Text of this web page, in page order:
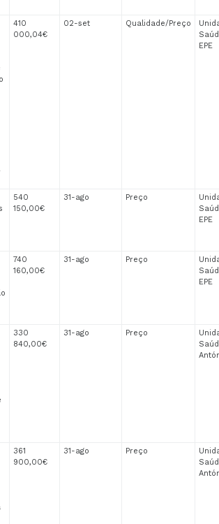
410
000,04€
02-set Qualidade/Preço
EPE
540
150,00€
31-ago Preço
EPE
740
160,00€
31-ago Preço
EPE
330
840,00€
31-ago Preço
361
900,00€
31-ago Preço